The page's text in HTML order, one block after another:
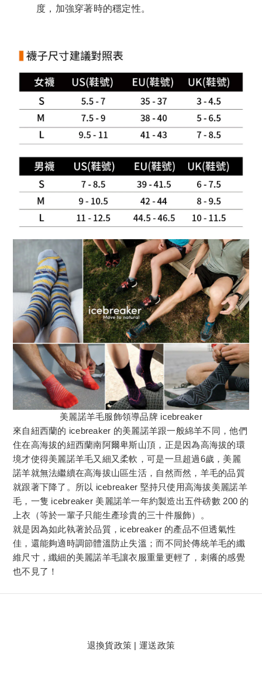
度，加強穿著時的穩定性。
美麗諾羊毛服飾領導品牌 icebreaker
來自紐西蘭的 icebreaker 的美麗諾羊跟一般綿羊不同，他們
住在高海拔的紐西蘭南阿爾卑斯山頂，正是因為高海拔的環
境才使得美麗諾羊毛又細又柔軟，可是一旦超過6歲，美麗
諾羊就無法繼續在高海拔山區生活，自然而然，羊毛的品質
就跟著下降了。所以 icebreaker 堅持只使用高海拔美麗諾羊
毛，一隻 icebreaker 美麗諾羊一年約製造出五件磅數 200 的
上衣（等於一輩子只能生產珍貴的三十件服飾）。
就是因為如此執著於品質，icebreaker 的產品不但透氣性
佳，還能夠適時調節體溫防止失溫；而不同於傳統羊毛的纖
維尺寸，纖細的美麗諾羊毛讓衣服重量更輕了，刺癢的感覺
也不見了！
退換貨政策 |運送政策